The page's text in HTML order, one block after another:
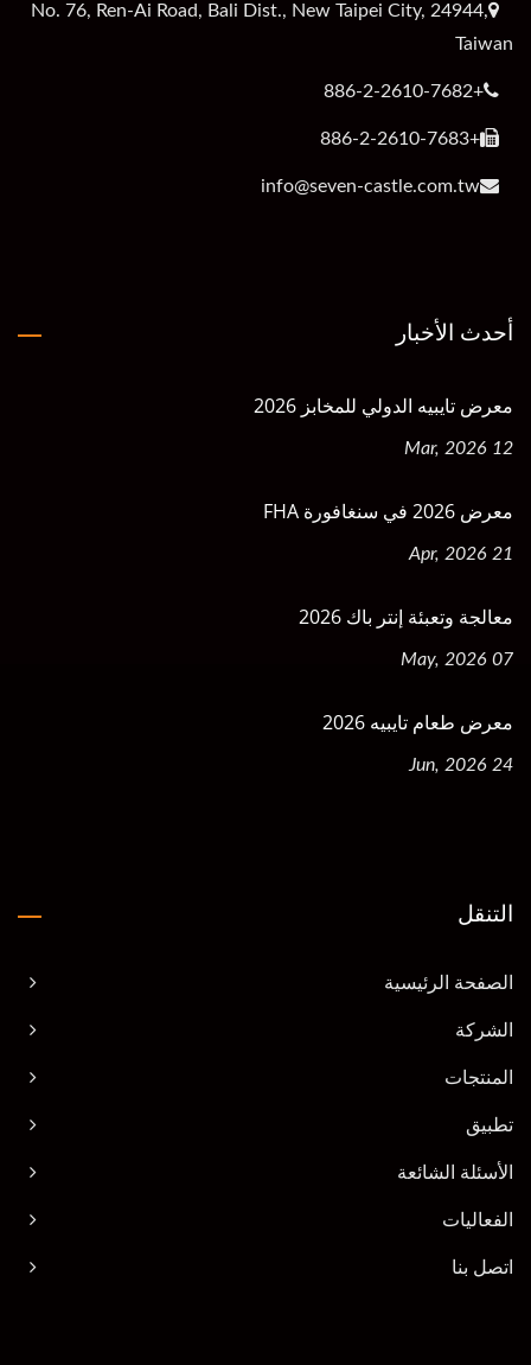
No. 76, Ren-Ai Road, Bali Dist., New Taipei City, 24944,
Taiwan
+886-2-2610-7682
+886-2-2610-7683
info@seven-castle.com.tw
أحدث الأخبار
معرض تايبيه الدولي للمخابز 2026
12 Mar, 2026
معرض 2026 في سنغافورة FHA
21 Apr, 2026
معالجة وتعبئة إنتر باك 2026
07 May, 2026
معرض طعام تايبيه 2026
24 Jun, 2026
التنقل
الصفحة الرئيسية
الشركة
المنتجات
تطبيق
الأسئلة الشائعة
الفعاليات
اتصل بنا